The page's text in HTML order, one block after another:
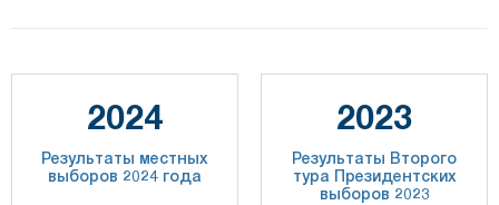
2024
Результаты местных
выборов 2024 года
2023
Результаты Второго
тура Президентских
выборов 2023